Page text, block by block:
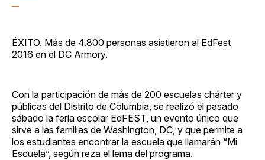
ÉXITO. Más de 4.800 personas asistieron al EdFest
2016 en el DC Armory.
Con la participación de más de 200 escuelas chárter y
públicas del Distrito de Columbia, se realizó el pasado
sábado la feria escolar EdFEST, un evento único que
sirve a las familias de Washington, DC, y que permite a
los estudiantes encontrar la escuela que llamarán “Mi
Escuela”, según reza el lema del programa.